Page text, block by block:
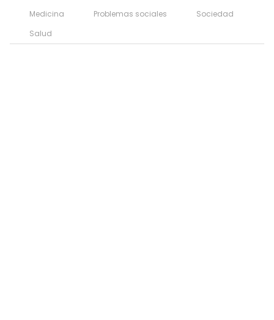
Medicina
Problemas sociales
Sociedad
Salud